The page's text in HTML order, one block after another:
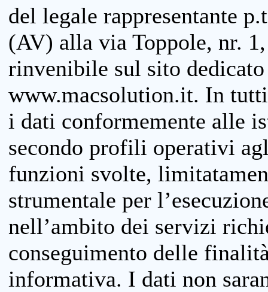
del legale rappresentante
(AV) alla via Toppole, nr.
rinvenibile sul sito
www.macsolution.it. In
i dati conformemente alle
secondo profili operativi
funzioni svolte,
strumentale per
nell’ambito dei servizi
conseguimento delle
informativa. I dati non